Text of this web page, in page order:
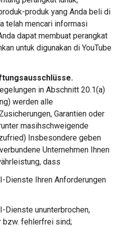
produk yang Anda beli di
telah mencari informasi
dapat membuat perangkat
untuk digunakan di YouTube
in Abschnitt 20.1(a)
werden alle
Garantien oder
masihschweigende
Insbesondere geben
Unternehmen Ihnen
dass
Dienste Ihren Anforderungen
Dienste ununterbrochen,
bzw. fehlerfrei sind;